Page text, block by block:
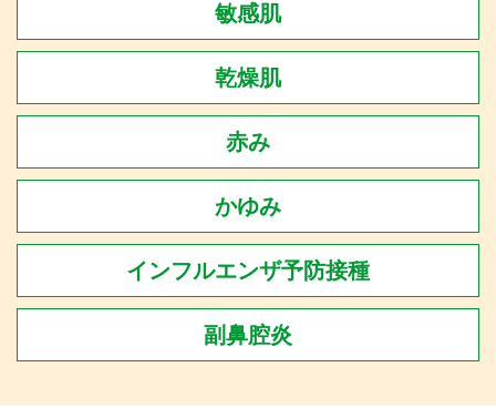
敏感肌
乾燥肌
赤み
かゆみ
インフルエンザ予防接種
副鼻腔炎